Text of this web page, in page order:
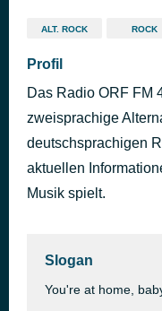
Today (Can’t
wie du
Zartmann
Follow
Rizzle Kicks
ALT. ROCK ROCK
Profil
Das Radio ORF FM
zweisprachige
deutschsprachigen
aktuellen
Musik spielt.
Slogan
You're at home,